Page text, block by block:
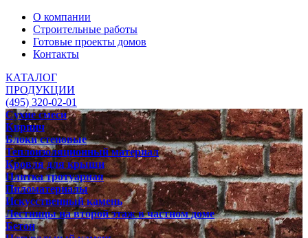
О компании
Строительные работы
Готовые проекты домов
Контакты
КАТАЛОГ
ПРОДУКЦИИ
(495) 320-02-01
Сухие смеси
Кирпич
Блоки стеновые
Теплоизоляционный материал
Кровля для крыши
Плитка тротуарная
Пиломатериалы
Искусственный камень
Лестницы на второй этаж в частном доме
Бетон